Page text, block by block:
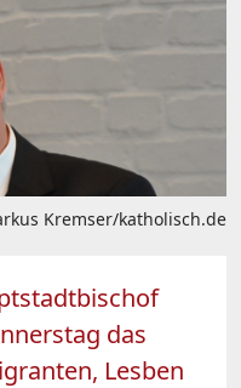
Kremser/katholisch.de
das
Lesben